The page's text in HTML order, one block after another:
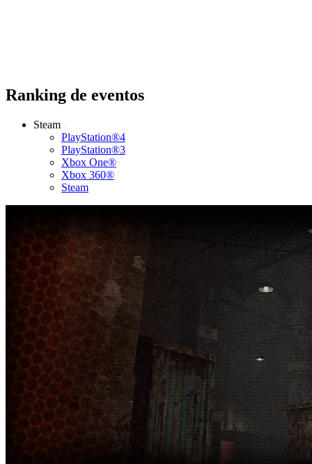
Ranking de eventos
Steam
PlayStation®4
PlayStation®3
Xbox One®
Xbox 360®
Steam